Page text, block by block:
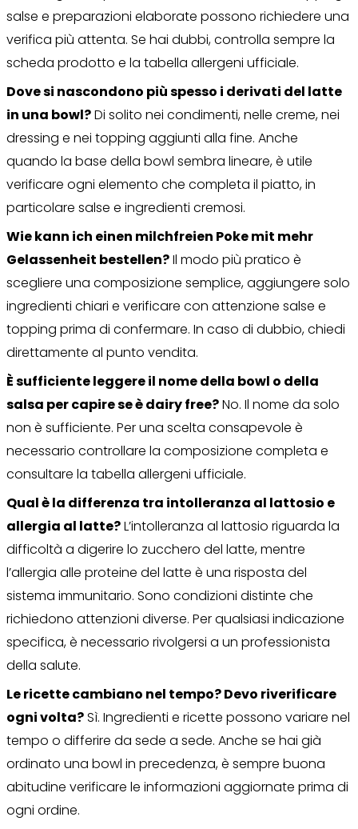
salse e preparazioni elaborate possono richiedere una
verifica più attenta. Se hai dubbi, controlla sempre la
scheda prodotto e la tabella allergeni ufficiale.
Dove si nascondono più spesso i derivati del latte
in una bowl?Di solito nei condimenti, nelle creme, nei
dressing e nei topping aggiunti alla fine. Anche
quando la base della bowl sembra lineare, è utile
verificare ogni elemento che completa il piatto, in
particolare salse e ingredienti cremosi.
Wie kann ich einen milchfreien Poke mit mehr
Gelassenheit bestellen?Il modo più pratico è
scegliere una composizione semplice, aggiungere solo
ingredienti chiari e verificare con attenzione salse e
topping prima di confermare. In caso di dubbio, chiedi
direttamente al punto vendita.
È sufficiente leggere il nome della bowl o della
salsa per capire se è dairy free?No. Il nome da solo
non è sufficiente. Per una scelta consapevole è
necessario controllare la composizione completa e
consultare la tabella allergeni ufficiale.
Qual è la differenza tra intolleranza al lattosio e
allergia al latte?L’intolleranza al lattosio riguarda la
difficoltà a digerire lo zucchero del latte, mentre
l’allergia alle proteine del latte è una risposta del
sistema immunitario. Sono condizioni distinte che
richiedono attenzioni diverse. Per qualsiasi indicazione
specifica, è necessario rivolgersi a un professionista
della salute.
Le ricette cambiano nel tempo? Devo riverificare
ogni volta?Sì. Ingredienti e ricette possono variare nel
tempo o differire da sede a sede. Anche se hai già
ordinato una bowl in precedenza, è sempre buona
abitudine verificare le informazioni aggiornate prima di
ogni ordine.